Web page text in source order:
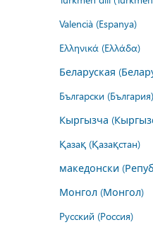
Valencià (Espanya)
Ελληνικά (Ελλάδα)
Беларуская
Български (България)
Кыргызча
Қазақ (Қазақстан)
македонски
Монгол (Монгол)
Русский (Россия)